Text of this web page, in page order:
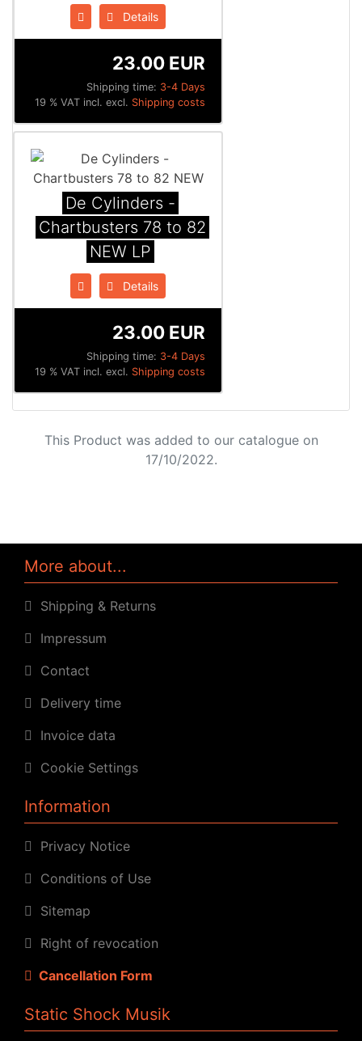
Details
Shipping time: 3-4 Days
23.00 EUR
19 % VAT incl. excl. Shipping costs
De Cylinders -
Chartbusters 78 to 82
NEW LP
Details
Shipping time: 3-4 Days
23.00 EUR
19 % VAT incl. excl. Shipping costs
This Product was added to our catalogue on
17/10/2022.
More about...
Shipping & Returns
Impressum
Contact
Delivery time
Invoice data
Cookie Settings
Information
Privacy Notice
Conditions of Use
Sitemap
Right of revocation
Cancellation Form
Static Shock Musik